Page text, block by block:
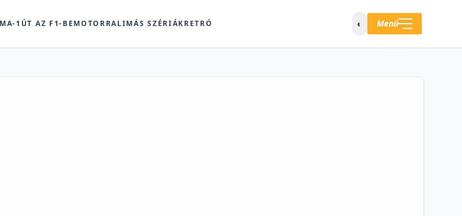
1 ÚT AZ F1-BEMOTORRALIMÁS SZÉRIÁKRETRÓ ◐ Menü